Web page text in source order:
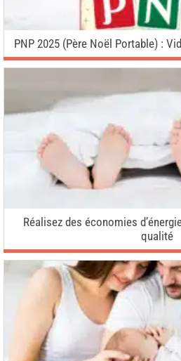
PNP 2025 (Père Noël Portable) :
Réalisez des économies
qualité